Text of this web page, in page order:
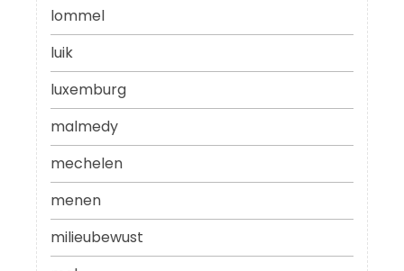
lommel
luik
luxemburg
malmedy
mechelen
menen
milieubewust